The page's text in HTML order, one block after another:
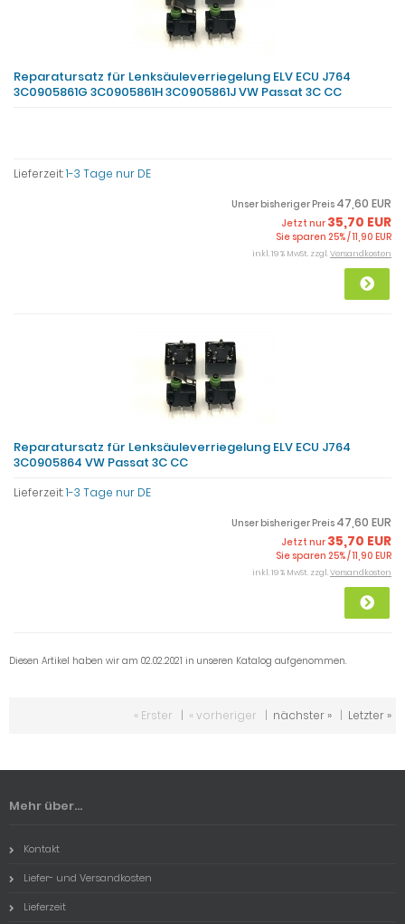
Reparatursatz für Lenksäuleverriegelung ELV ECU J764
3C0905861G 3C0905861H 3C0905861J VW Passat 3C CC
Lieferzeit:1-3 Tage nur DE
Unser bisheriger Preis 47,60 EUR
Jetzt nur 35,70 EUR
Sie sparen 25% / 11,90 EUR
inkl. 19 % MwSt. zzgl.Versandkosten
Reparatursatz für Lenksäuleverriegelung ELV ECU J764
3C0905864 VW Passat 3C CC
Lieferzeit:1-3 Tage nur DE
Unser bisheriger Preis 47,60 EUR
Jetzt nur 35,70 EUR
Sie sparen 25% / 11,90 EUR
inkl. 19 % MwSt. zzgl.Versandkosten
Diesen Artikel haben wir am 02.02.2021 in unseren Katalog aufgenommen.
« Erster | « vorheriger | nächster » | Letzter »
Mehr über...
Kontakt
Liefer- und Versandkosten
Lieferzeit